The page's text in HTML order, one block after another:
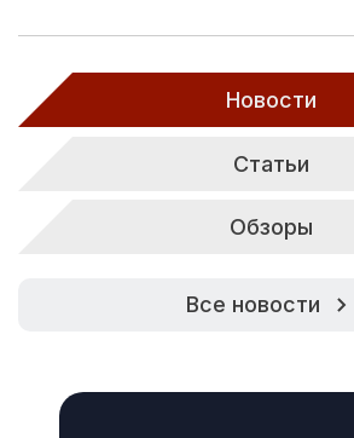
Новости
Статьи
Обзоры
Все новости